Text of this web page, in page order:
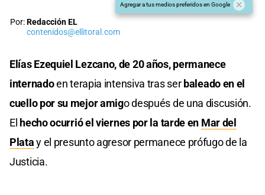
Agregar a tus medios preferidos en Google
Por:Redacción EL
contenidos@ellitoral.com
Elías Ezequiel Lezcano, de 20 años, permanece
internadoen terapia intensiva tras serbaleado en el
cuello por su mejor amigo después de una discusión.
El hecho ocurrió el viernes por la tarde en Mar del
Plata y el presunto agresor permanece prófugo de la
Justicia.